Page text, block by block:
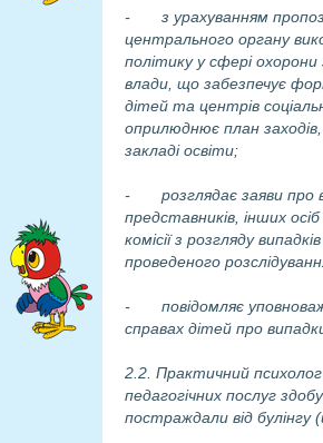
- з урахуванням
центрального органу
політику у сфері охорони
влади, що забезпечує
дітей та центрів
оприлюднює план
закладі освіти;
- розглядає заяви про
представників, інших
комісії з розгляду
проведеного
- повідомляє
справах дітей про
2.2. Практичний психолог
педагогічних послуг
постраждали від булінгу